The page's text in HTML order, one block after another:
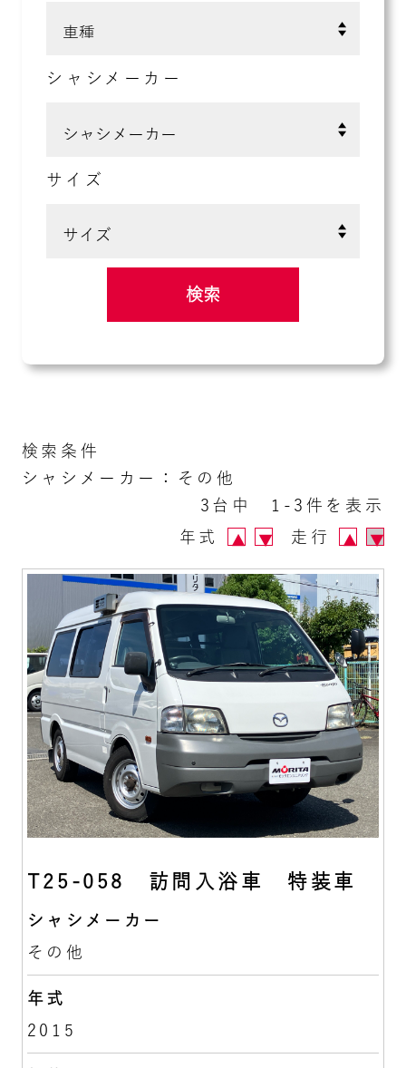
シャシメーカー
サイズ
検索
検索条件
シャシメーカー：その他
3台中 1-3件を表示
年式
▲ ▼ 走行 ▲ ▼
T25-058 訪問入浴車 特装車
シャシメーカー
その他
年式
2015